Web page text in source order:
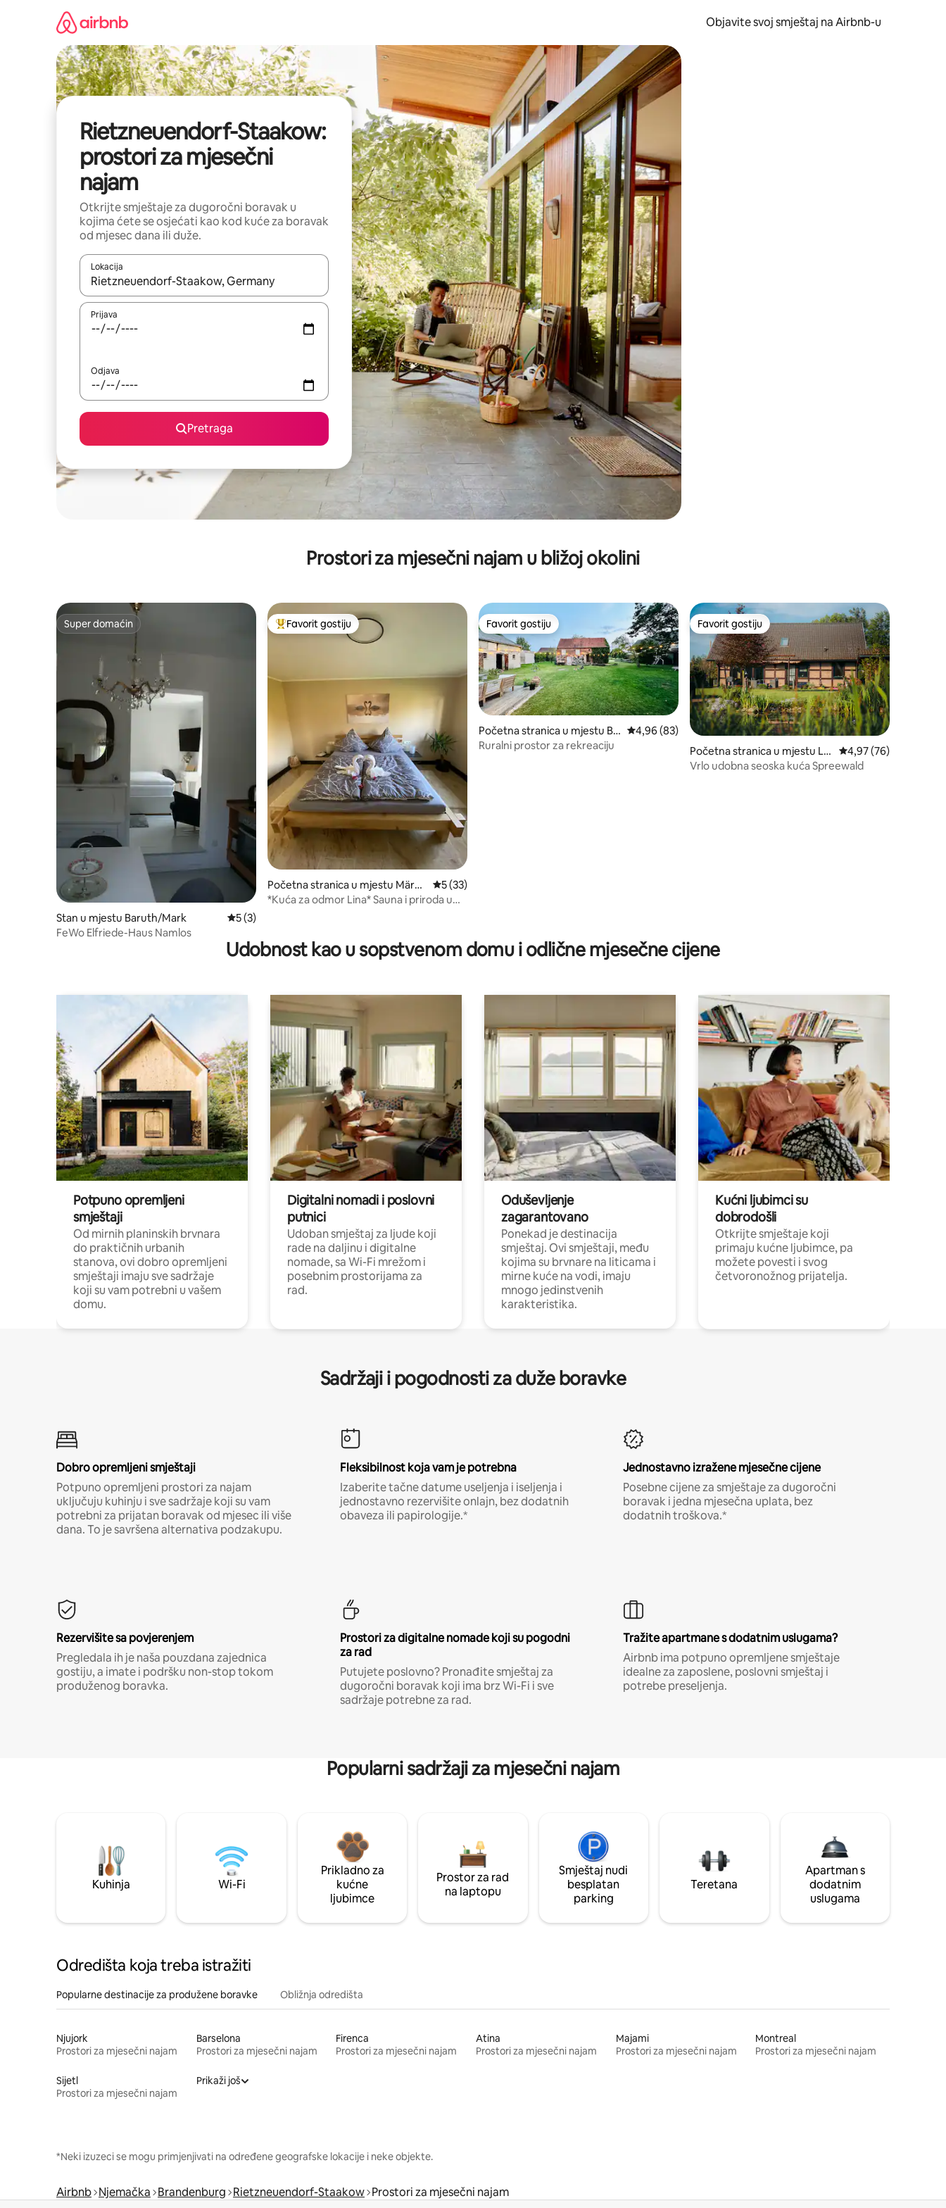
Objavite svoj smještaj na Airbnb-u
Rietzneuendorf-Staakow:
prostori za mjesečni
najam
Otkrijte smještaje za dugoročni boravak u
kojima ćete se osjećati kao kod kuće za boravak
od mjesec dana ili duže.
Lokacija
Kad su rezultati dostupni, možete da se krećete kroz njih pomoću strelica nagore i nadolje, kao i da ih istražujte dodirom ili prevlačenjem.
Prijava
Odjava
Pretraga
Prostori za mjesečni najam u bližoj okolini
Super domaćin
Super domaćin
Stan u mjestu Baruth/Mark prosječna ocjena 5 od 5, recenzija: 3
5 (3)
FeWo Elfriede-Haus Namlos
Glavni favorit gostiju
Favorit gostiju
Početna stranica u mjestu Märkis
ch Buchholz
prosječna ocjena 5 od 5, recenzija: 33
5 (33)
*Kuća za odmor Lina* Sauna i priroda u
Favorit gostiju
Favorit gostiju
Početna stranica u mjestu Ba
ruth/Mark
prosječna ocjena 4,96 od 5, recenzija: 83
4,96 (83)
Ruralni prostor za rekreaciju
Favorit gostiju
Favorit gostiju
Početna stranica u mjestu Lü
bbenau
prosječna ocjena
4,97 (76)
Vrlo udobna seoska kuća Spreewald
Udobnost kao u sopstvenom domu i odlične mjesečne cijene
Potpuno opremljeni
smještaji
Od mirnih planinskih brvnara
do praktičnih urbanih
stanova, ovi dobro opremljeni
smještaji imaju sve sadržaje
koji su vam potrebni u vašem
domu.
Digitalni nomadi i poslovni
putnici
Udoban smještaj za ljude koji
rade na daljinu i digitalne
nomade, sa Wi-Fi mrežom i
posebnim prostorijama za
rad.
Oduševljenje
zagarantovano
Ponekad je destinacija
smještaj. Ovi smještaji, među
kojima su brvnare na liticama i
mirne kuće na vodi, imaju
mnogo jedinstvenih
karakteristika.
Kućni ljubimci su
dobrodošli
Otkrijte smještaje koji
primaju kućne ljubimce, pa
možete povesti i svog
četvoronožnog prijatelja.
Sadržaji i pogodnosti za duže boravke
Dobro opremljeni smještaji
Potpuno opremljeni prostori za najam
uključuju kuhinju i sve sadržaje koji su vam
potrebni za prijatan boravak od mjesec ili više
dana. To je savršena alternativa podzakupu.
Fleksibilnost koja vam je potrebna
Izaberite tačne datume useljenja i iseljenja i
jednostavno rezervišite onlajn, bez dodatnih
obaveza ili papirologije.*
Jednostavno izražene mjesečne cijene
Posebne cijene za smještaje za dugoročni
boravak i jedna mjesečna uplata, bez
dodatnih troškova.*
Rezervišite sa povjerenjem
Pregledala ih je naša pouzdana zajednica
gostiju, a imate i podršku non-stop tokom
produženog boravka.
Prostori za digitalne nomade koji su pogodni
za rad
Putujete poslovno? Pronađite smještaj za
dugoročni boravak koji ima brz Wi-Fi i sve
sadržaje potrebne za rad.
Tražite apartmane s dodatnim uslugama?
Airbnb ima potpuno opremljene smještaje
idealne za zaposlene, poslovni smještaj i
potrebe preseljenja.
Popularni sadržaji za mjesečni najam
Kuhinja Wi-Fi
Prikladno za
kućne
ljubimce
Prostor za rad
na laptopu
Smještaj nudi
besplatan
parking
Teretana
Apartman s
dodatnim
uslugama
Odredišta koja treba istražiti
Popularne destinacije za produžene boravke Obližnja odredišta
Njujork
Prostori za mjesečni najam
Barselona
Prostori za mjesečni najam
Firenca
Prostori za mjesečni najam
Atina
Prostori za mjesečni najam
Majami
Prostori za mjesečni najam
Montreal
Prostori za mjesečni najam
Sijetl
Prostori za mjesečni najam
Prikaži još
*Neki izuzeci se mogu primjenjivati na određene geografske lokacije i neke objekte.
Airbnb Njemačka Brandenburg Rietzneuendorf-Staakow Prostori za mjesečni najam